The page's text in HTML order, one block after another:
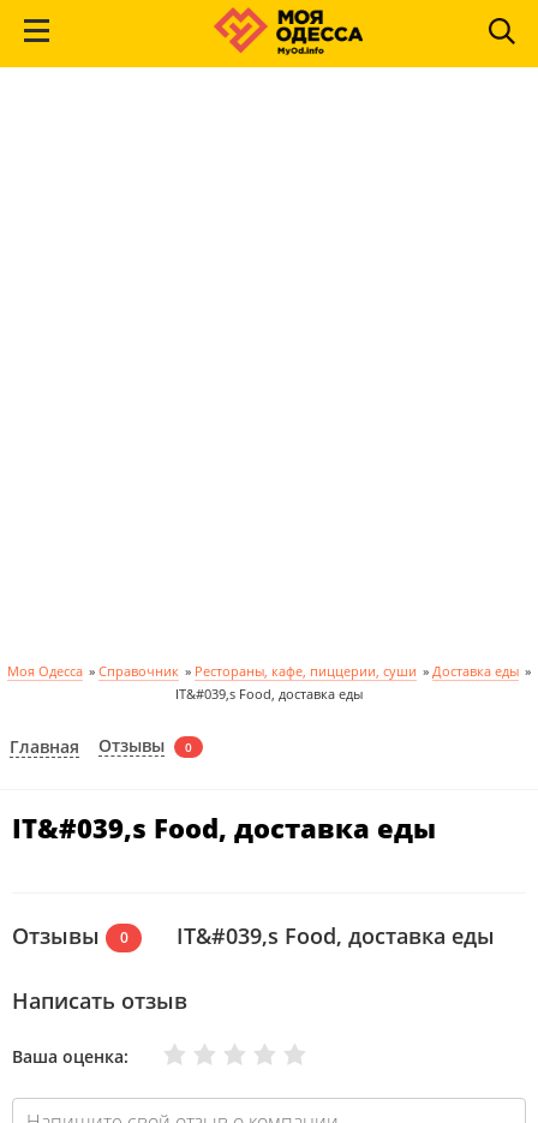
Моя Одесса » Справочник » Рестораны, кафе, пиццерии, суши » Доставка еды »
IT&#039,s Food, доставка еды
Главная Отзывы 0
IT&#039,s Food, доставка еды
Отзывы 0 IT&#039,s Food, доставка еды
Написать отзыв
Ваша оценка: Отлично
Хорошо
Нормально
Плохо
Очень плохо